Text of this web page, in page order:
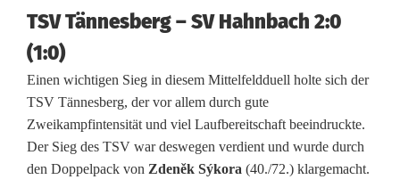
z
i
r
k
s
TSV Tännesberg – SV Hahnbach 2:0
(1:0)
Einen wichtigen Sieg in diesem Mittelfeldduell holte sich der
TSV Tännesberg, der vor allem durch gute
Zweikampfintensität und viel Laufbereitschaft beeindruckte.
Der Sieg des TSV war deswegen verdient und wurde durch
den Doppelpack von Zdeněk Sýkora (40./72.) klargemacht.